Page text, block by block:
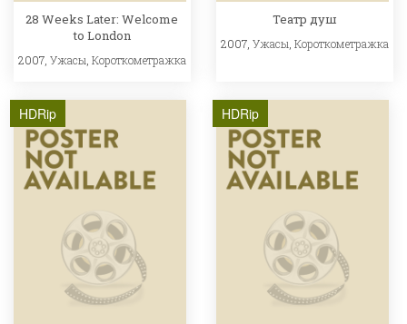
28 Weeks Later: Welcome
to London
2007, Ужасы Короткометражка
Театр душ
2007,Ужасы ,Короткометражка
HDRip HDRip